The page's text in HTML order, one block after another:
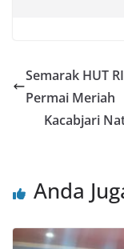
Semarak HUT
Permai Meriah
Kacabjari
Anda